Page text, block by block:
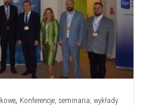
, Konferencje, seminaria, wykłady